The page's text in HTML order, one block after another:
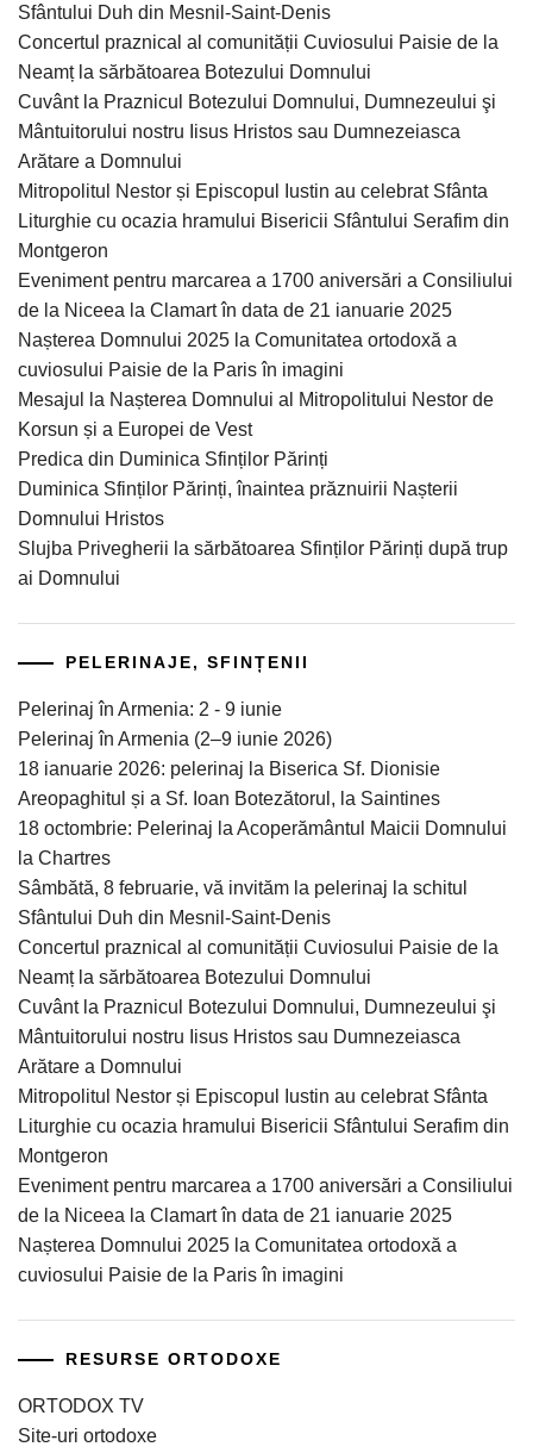
Sfântului Duh din Mesnil-Saint-Denis
Concertul praznical al comunității Cuviosului Paisie de la
Neamț la sărbătoarea Botezului Domnului
Cuvânt la Praznicul Botezului Domnului, Dumnezeului şi
Mântuitorului nostru Iisus Hristos sau Dumnezeiasca
Arătare a Domnului
Mitropolitul Nestor și Episcopul Iustin au celebrat Sfânta
Liturghie cu ocazia hramului Bisericii Sfântului Serafim din
Montgeron
Eveniment pentru marcarea a 1700 aniversări a Consiliului
de la Niceea la Clamart în data de 21 ianuarie 2025
Nașterea Domnului 2025 la Comunitatea ortodoxă a
cuviosului Paisie de la Paris în imagini
Mesajul la Nașterea Domnului al Mitropolitului Nestor de
Korsun și a Europei de Vest
Predica din Duminica Sfinților Părinți
Duminica Sfinților Părinți, înaintea prăznuirii Nașterii
Domnului Hristos
Slujba Privegherii la sărbătoarea Sfinților Părinți după trup
ai Domnului
PELERINAJE, SFINȚENII
Pelerinaj în Armenia: 2 - 9 iunie
Pelerinaj în Armenia (2–9 iunie 2026)
18 ianuarie 2026: pelerinaj la Biserica Sf. Dionisie
Areopaghitul și a Sf. Ioan Botezătorul, la Saintines
18 octombrie: Pelerinaj la Acoperământul Maicii Domnului
la Chartres
Sâmbătă, 8 februarie, vă invităm la pelerinaj la schitul
Sfântului Duh din Mesnil-Saint-Denis
Concertul praznical al comunității Cuviosului Paisie de la
Neamț la sărbătoarea Botezului Domnului
Cuvânt la Praznicul Botezului Domnului, Dumnezeului şi
Mântuitorului nostru Iisus Hristos sau Dumnezeiasca
Arătare a Domnului
Mitropolitul Nestor și Episcopul Iustin au celebrat Sfânta
Liturghie cu ocazia hramului Bisericii Sfântului Serafim din
Montgeron
Eveniment pentru marcarea a 1700 aniversări a Consiliului
de la Niceea la Clamart în data de 21 ianuarie 2025
Nașterea Domnului 2025 la Comunitatea ortodoxă a
cuviosului Paisie de la Paris în imagini
RESURSE ORTODOXE
ORTODOX TV
Site-uri ortodoxe